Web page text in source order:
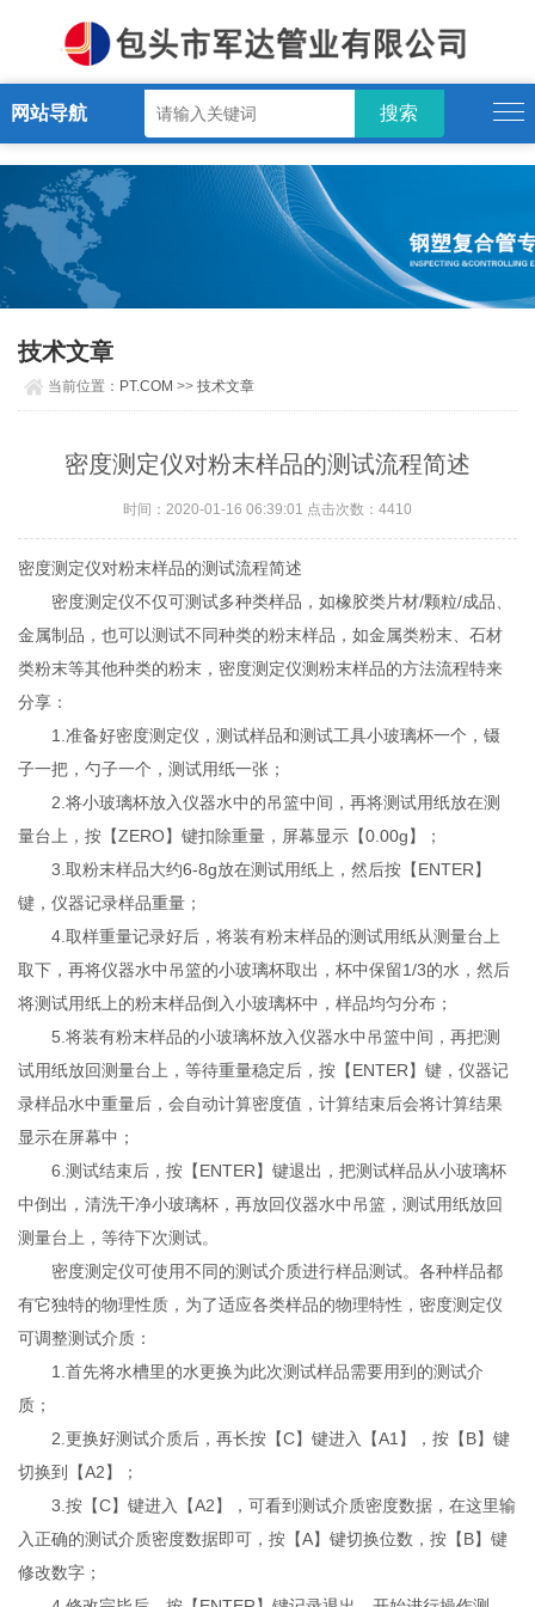
PT.COM
网站导航
技术文章
当前位置： PT.COM >>技术文章
密度测定仪对粉末样品的测试流程简述
时间：2020-01-16 06:39:01 点击次数：4410
密度测定仪对粉末样品的测试流程简述
密度测定仪不仅可测试多种类样品，如橡胶类片材/颗粒/成品、
金属制品，也可以测试不同种类的粉末样品，如金属类粉末、石材
类粉末等其他种类的粉末，密度测定仪测粉末样品的方法流程特来
分享：
1.准备好密度测定仪，测试样品和测试工具小玻璃杯一个，镊
子一把，勺子一个，测试用纸一张；
2.将小玻璃杯放入仪器水中的吊篮中间，再将测试用纸放在测
量台上，按【ZERO】键扣除重量，屏幕显示【0.00g】；
3.取粉末样品大约6-8g放在测试用纸上，然后按【ENTER】
键，仪器记录样品重量；
4.取样重量记录好后，将装有粉末样品的测试用纸从测量台上
取下，再将仪器水中吊篮的小玻璃杯取出，杯中保留1/3的水，然后
将测试用纸上的粉末样品倒入小玻璃杯中，样品均匀分布；
5.将装有粉末样品的小玻璃杯放入仪器水中吊篮中间，再把测
试用纸放回测量台上，等待重量稳定后，按【ENTER】键，仪器记
录样品水中重量后，会自动计算密度值，计算结束后会将计算结果
显示在屏幕中；
6.测试结束后，按【ENTER】键退出，把测试样品从小玻璃杯
中倒出，清洗干净小玻璃杯，再放回仪器水中吊篮，测试用纸放回
测量台上，等待下次测试。
密度测定仪可使用不同的测试介质进行样品测试。各种样品都
有它独特的物理性质，为了适应各类样品的物理特性，密度测定仪
可调整测试介质：
1.首先将水槽里的水更换为此次测试样品需要用到的测试介
质；
2.更换好测试介质后，再长按【C】键进入【A1】，按【B】键
切换到【A2】；
3.按【C】键进入【A2】，可看到测试介质密度数据，在这里输
入正确的测试介质密度数据即可，按【A】键切换位数，按【B】键
修改数字；